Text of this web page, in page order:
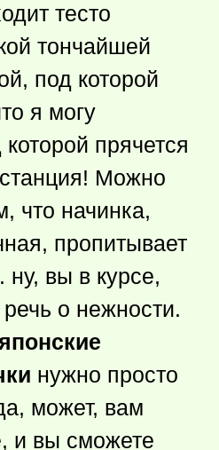
тесто
тончайшей
под которой
я могу
прячется
Можно
что начинка,
пропитывает
ну, вы в курсе,
о нежности.
нужно просто
может, вам
и вы сможете